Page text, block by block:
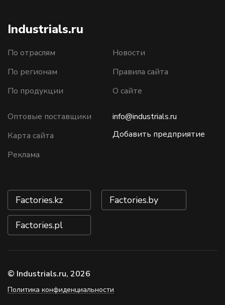
Industrials.ru
По отраслям
По регионам
По продукции
Новости
Правила сайта
О сайте
Оптовые поставщики
Карта сайта
Реклама
info@industrials.ru
Добавить предприятие
Factories.kz Factories.by
Factories.pl
© Industrials.ru, 2026
Политика конфиденциальности